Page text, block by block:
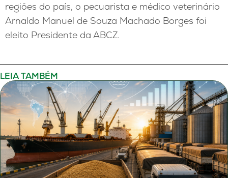
regiões do país, o pecuarista e médico veterinário
Arnaldo Manuel de Souza Machado Borges foi
eleito Presidente da ABCZ.
LEIA TAMBÉM